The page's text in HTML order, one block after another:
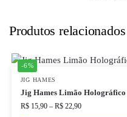
Produtos relacionados
-6%
JIG HAMES
Jig Hames Limão Holográfico
R$15,90 – R$22,90